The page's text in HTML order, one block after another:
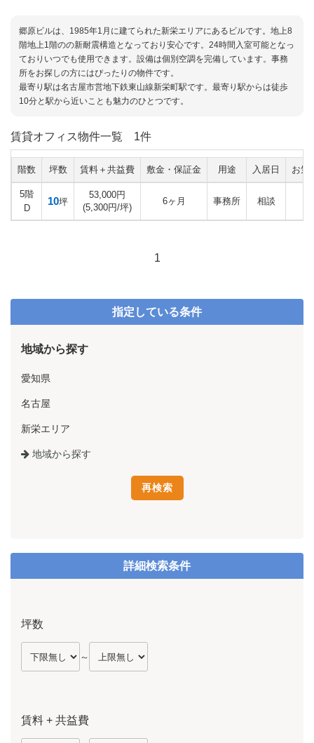
郷原ビルは、1985年1月に建てられた新栄エリアにあるビルです。地上8
階地上1階のの新耐震構造となっており安心です。24時間入室可能となっ
ておりいつでも使用できます。設備は個別空調を完備しています。事務
所をお探しの方にはぴったりの物件です。
最寄り駅は名古屋市営地下鉄東山線新栄町駅です。最寄り駅からは徒歩
10分と駅から近いことも魅力のひとつです。
賃貸オフィス物件一覧 1件
階数 坪数 賃料＋共益費 敷金・保証金 用途 入居日 お気
5階
D
10坪
53,000円
(5,300円/坪)
6ヶ月 事務所 相談
1
指定している条件
地域から探す
愛知県
名古屋
新栄エリア
地域から探す
詳細検索条件
坪数
～
賃料 + 共益費